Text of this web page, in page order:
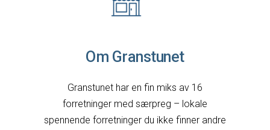
Om Granstunet
Granstunet har en fin miks av 16
forretninger med særpreg – lokale
spennende forretninger du ikke finner andre